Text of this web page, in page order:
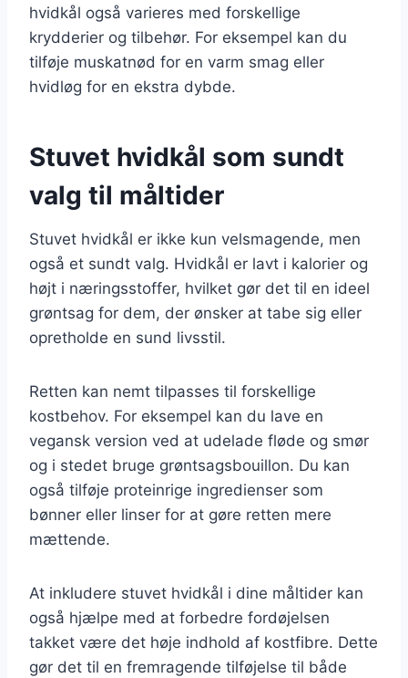
hvidkål også varieres med forskellige
krydderier og tilbehør. For eksempel kan du
tilføje muskatnød for en varm smag eller
hvidløg for en ekstra dybde.
Stuvet hvidkål som sundt
valg til måltider
Stuvet hvidkål er ikke kun velsmagende, men
også et sundt valg. Hvidkål er lavt i kalorier og
højt i næringsstoffer, hvilket gør det til en ideel
grøntsag for dem, der ønsker at tabe sig eller
opretholde en sund livsstil.
Retten kan nemt tilpasses til forskellige
kostbehov. For eksempel kan du lave en
vegansk version ved at udelade fløde og smør
og i stedet bruge grøntsagsbouillon. Du kan
også tilføje proteinrige ingredienser som
bønner eller linser for at gøre retten mere
mættende.
At inkludere stuvet hvidkål i dine måltider kan
også hjælpe med at forbedre fordøjelsen
takket være det høje indhold af kostfibre. Dette
gør det til en fremragende tilføjelse til både